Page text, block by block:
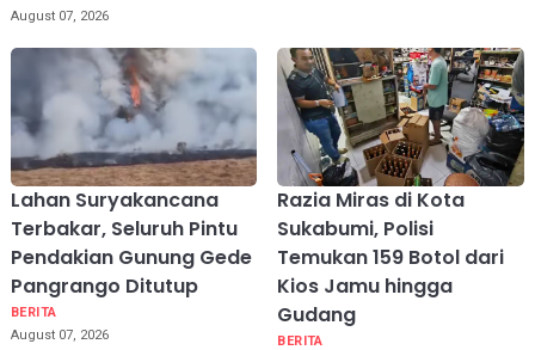
August 07, 2026
Lahan Suryakancana
Terbakar, Seluruh Pintu
Pendakian Gunung Gede
Pangrango Ditutup
BERITA
August 07, 2026
Razia Miras di Kota
Sukabumi, Polisi
Temukan 159 Botol dari
Kios Jamu hingga
Gudang
BERITA